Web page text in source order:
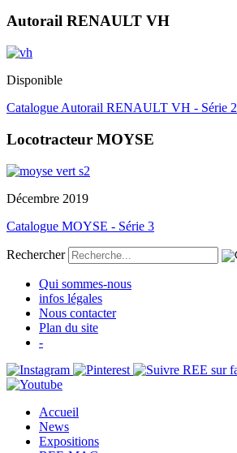
Autorail RENAULT VH
Disponible
Catalogue Autorail RENAULT VH - Série 2
Locotracteur MOYSE
Décembre 2019
Catalogue MOYSE - Série 3
Rechercher
Qui sommes-nous
infos légales
Nous contacter
Plan du site
-
Accueil
News
Expositions